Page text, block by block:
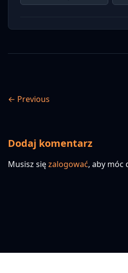
← Previous
Dodaj komentarz
Musisz sięzalogować, aby móc